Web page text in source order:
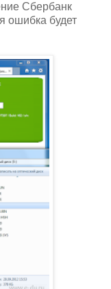
Сбербанк
ошибка будет